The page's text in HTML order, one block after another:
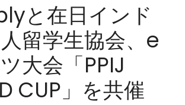
と在日インド
留学生協会、e
大会「PPIJ
CUP」を共催